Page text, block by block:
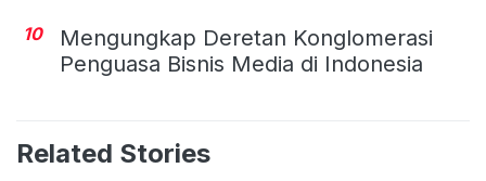
10
Mengungkap Deretan Konglomerasi
Penguasa Bisnis Media di Indonesia
Related Stories